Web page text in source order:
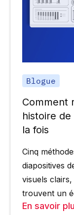
Blogue
Comment
histoire
la fois
Cinq
diapositives
visuels
trouvent un
En savoir